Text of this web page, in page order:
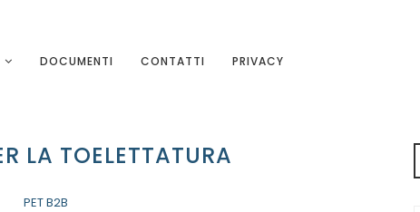
DOCUMENTI CONTATTI PRIVACY
LA TOELETTATURA
PET B2B